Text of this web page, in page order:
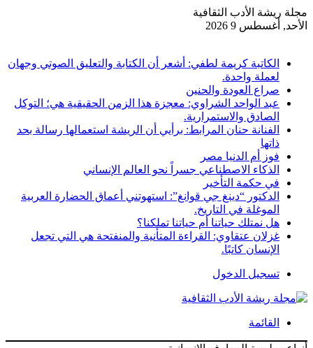
مجلة ريشة الأدب الثقافية
الأحد, أغسطس 9 2026
الكاتبة كريمة لطفي: أشعر أن الكتابة والتعليق الصوتي وجهان
لعملة واحدة.
صراع العودة والحنين
عبد الواحد الشراوي: معجزة هذا الزمن الحقيقية هي؛ التوكل
الصادق والاستمرارية.
الفنانة حنان المرابط: برأيي أن الريشة استعمالها رسالة بحد
ذاتها
فوز أم الدنيا مصر
الذكاء الاصطناعي جسراً نحو العالم الإنساني
في حكمة التأخير
الدكتور “دينغ جي قوانغ”: استهوتني أعماق الحضارة العربية
الموغلة في التاريخ.
هل نمتلك حياتنا أم حياتنا تملكنا؟
غزلان عتقاوي: القراءة المتأنية والمنفتحة هي التي تجعل
الإنسان كاتبًا.
تسجيل الدخول
القائمة